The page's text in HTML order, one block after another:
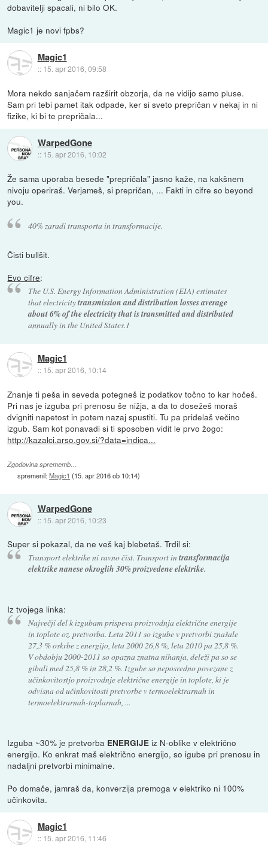
dobavitelji spacali, ni bilo OK.
Magic1 je novi fpbs?
Magic1
:: 15. apr 2016, 09:58
Mora nekdo sanjačem razširit obzorja, da ne vidijo samo pluse.
Sam pri tebi pamet itak odpade, ker si sveto prepričan v nekaj in ni
fizike, ki bi te prepričala...
WarpedGone
:: 15. apr 2016, 10:02
Že sama uporaba besede "prepričala" jasno kaže, na kakšnem
nivoju operiraš. Verjameš, si prepričan, ... Fakti in cifre so beyond
you.
40% zaradi transporta in transformacije.
Čisti bullšit.
Evo cifre:
The U.S. Energy Information Administration (EIA) estimates
that electricitytransmission and distribution losses average
about 6% of the electricity that is transmitted and distributed
annually in the United States.1
Magic1
:: 15. apr 2016, 10:14
Znanje ti peša in seveda potegneš iz podatkov točno to kar hočeš.
Pri nas je izguba pri prenosu še nižja, a da to dosežeš moraš
dvigniti napetost in potem nazaj spustiti. Tu pa pridelaš večino
izgub. Sam kot ponavadi si ti sposoben vidit le prvo žogo:
http://kazalci.arso.gov.si/?data=indica...
Zgodovina sprememb…
spremenil:Magic1 (15. apr 2016 ob 10:14)
WarpedGone
:: 15. apr 2016, 10:23
Super si pokazal, da ne veš kaj blebetaš. Trdil si:
Transport elektrike ni ravno čist. Transport in transformacija
elektrike nanese okroglih 30% proizvedene elektrike.
Iz tvojega linka:
Največji del k izgubam prispeva proizvodnja električne energije
in toplote oz. pretvorba. Leta 2011 so izgube v pretvorbi znašale
27,3 % oskrbe z energijo, leta 2000 26,8 %, leta 2010 pa 25,8 %.
V obdobju 2000-2011 so opazna znatna nihanja, deleži pa so se
gibali med 25,8 % in 28,2 %. Izgube so neposredno povezane z
učinkovitostjo proizvodnje električne energije in toplote, ki je
odvisna od učinkovitosti pretvorbe v termoelektrarnah in
termoelektrarnah-toplarnah, ...
Izguba ~30% je pretvorba ENERGIJE iz N-oblike v električno
energijo. Ko enkrat maš električno energijo, so igube pri prenosu in
nadaljni pretvorbi minimalne.
Po domače, jamraš da, konverzija premoga v elektriko ni 100%
učinkovita.
Magic1
:: 15. apr 2016, 11:46